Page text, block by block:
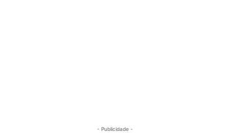
- Publicidade -